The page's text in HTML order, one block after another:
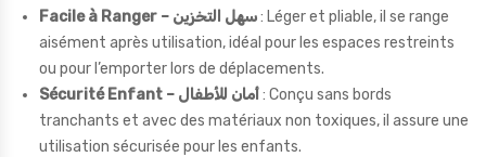
Facile à Ranger – سهل التخزين: Léger et pliable, il se range
aisément après utilisation, idéal pour les espaces restreints
ou pour l’emporter lors de déplacements.
Sécurité Enfant – أمان للأطفال: Conçu sans bords
tranchants et avec des matériaux non toxiques, il assure une
utilisation sécurisée pour les enfants.